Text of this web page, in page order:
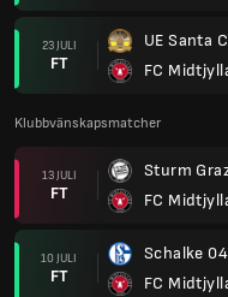
23 JULI
FT
UE Santa
FC
Klubbvänskapsmatcher
13 JULI
FT
Sturm
FC
10 JULI
FT
Schalke 04
FC